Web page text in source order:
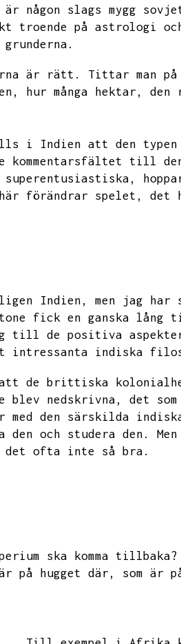
någon slags mygg
på astrologi och
är rätt.
Tittar man
hur många hektar, den
i Indien att den
kommentarsfältet till
förändrar spelet, det
Indien, men jag
fick en ganska lång
till de positiva
intressanta indiska
att de brittiska
nedskrivna,
det
med den särskilda
den och studera den.
ofta inte så bra.
ska komma tillbaka?
på hugget där,
som är